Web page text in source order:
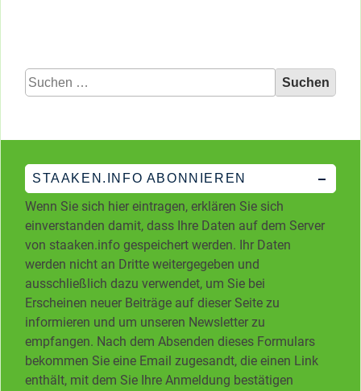
Suchen
nach:
STAAKEN.INFO ABONNIEREN
Wenn Sie sich hier eintragen, erklären Sie sich
einverstanden damit, dass Ihre Daten auf dem Server
von staaken.info gespeichert werden. Ihr Daten
werden nicht an Dritte weitergegeben und
ausschließlich dazu verwendet, um Sie bei
Erscheinen neuer Beiträge auf dieser Seite zu
informieren und um unseren Newsletter zu
empfangen. Nach dem Absenden dieses Formulars
bekommen Sie eine Email zugesandt, die einen Link
enthält, mit dem Sie Ihre Anmeldung bestätigen